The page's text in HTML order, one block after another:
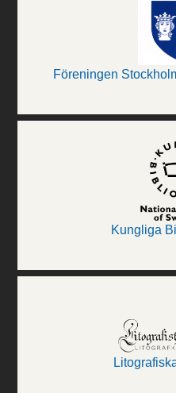
Föreningen
Kungliga